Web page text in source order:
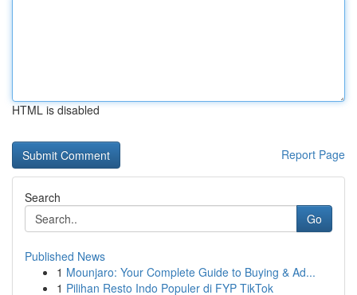
HTML is disabled
Report Page
Search
Go
Published News
1 Mounjaro: Your Complete Guide to Buying & Ad...
1 Pilihan Resto Indo Populer di FYP TikTok